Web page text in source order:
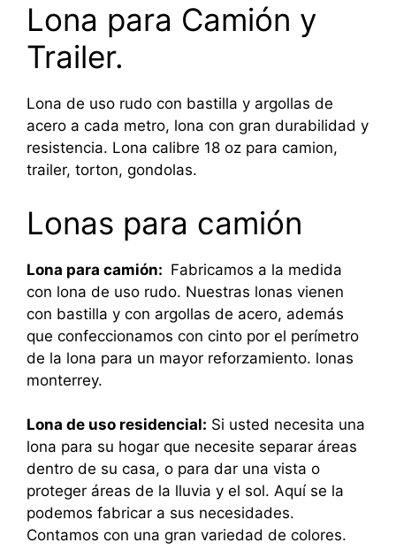
Lona para Camión y
Trailer.
Lona de uso rudo con bastilla y argollas de
acero a cada metro, lona con gran durabilidad y
resistencia. Lona calibre 18 oz para camion,
trailer, torton, gondolas.
Lonas para camión
Lona para camión: Fabricamos a la medida
con lona de uso rudo. Nuestras lonas vienen
con bastilla y con argollas de acero, además
que confeccionamos con cinto por el perímetro
de la lona para un mayor reforzamiento. lonas
monterrey.
Lona de uso residencial: Si usted necesita una
lona para su hogar que necesite separar áreas
dentro de su casa, o para dar una vista o
proteger áreas de la lluvia y el sol. Aquí se la
podemos fabricar a sus necesidades.
Contamos con una gran variedad de colores.